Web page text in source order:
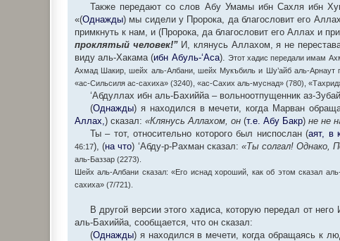
Также передают со слов Абу Умамы ибн Сахля ибн
«(Однажды) мы сидели у Пророка, да благословит его
примкнуть к нам, и (Пророка, да благословит его Аллах и
проклятый человек!”И, клянусь Аллахом, я не
виду аль-Хакама (ибн Абуль-‘Аса).
Этот хадис передали имам
Ахмад Шакир, шейх аль-Албани, шейх Мукъбиль и Шу’айб аль-Арнаут
«ас-Сильсиля ас-сахиха» (3240), «ас-Сахих аль-муснад» (780),
‘Абдуллах ибн аль-Бахиййа – вольноотпущенник аз-
(Однажды) я находился в мечети, когда Марван
Аллах, ) сказал: «Клянусь Аллахом, он (т.е. Абу Бакр) не не
Ты – тот, относительно которого был ниспослан (аят, в
46:17), (на что) ‘Абду-р-Рахман сказал: «Ты солгал! Однако,
аль-Баззар (2273).
Шейх аль-Албани сказал: «Его иснад хороший, как об этом сказал
сахиха» (7/721).
В другой версии этого хадиса, которую передал от
аль-Бахиййа, сообщается, что он сказал:
(Однажды) я находился в мечети, когда обращаясь к